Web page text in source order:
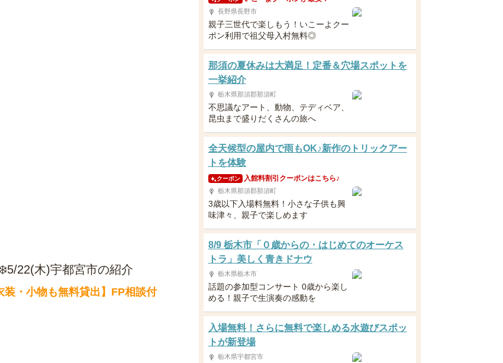
22(木)宇都宮市の紹介
・小物も無料貸出】FP相談付
長野県長野市
親子三世代で楽しもう！いこーよクー
ポン利用で祖父母入村無料◎
那須の夏休みは大満足！定番＆穴場スポットを
一挙紹介
栃木県那須郡那須町
不思議なアート、動物、テディベア、
昆虫まで盛りだくさんの旅へ
全天候型の屋内で雨もOK♪新作のトリックアー
トを体験
クーポン 入館料割引クーポンはこちら♪
栃木県那須郡那須町
3歳以下入場料無料！小さな子供も興
味津々、親子で楽しめます
8/9 栃木市「０歳からの・はじめてのオーケス
トラ」美しく青きドナウ
栃木県栃木市
話題の参加型コンサート 0歳から楽し
める！親子で生演奏の感動を
入場無料！さらに無料で楽しめる水遊びスポッ
トが新登場
栃木県宇都宮市